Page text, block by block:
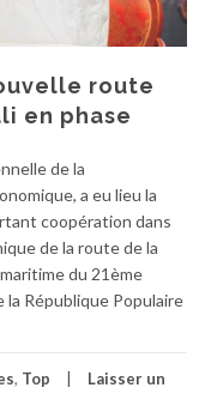
route
en phase
de la
a eu lieu la
coopération dans
de la route de la
du 21ème
la République Populaire
, Top Laisser un